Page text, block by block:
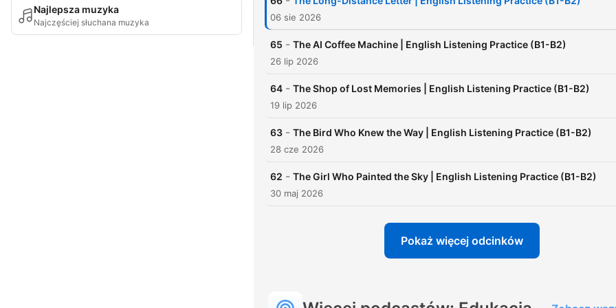
Najlepsza muzyka
Najczęściej słuchana muzyka
www.youtube.com/@Easy-
https://
06 sie 2026
65 - The AI Coffee Machine | English Listening Practice (B1-B2)
26 lip 2026
64 - The Shop of Lost Memories | English Listening Practice (B1-B2)
19 lip 2026
63 - The Bird Who Knew the Way | English Listening Practice (B1-B2)
28 cze 2026
62 - The Girl Who Painted the Sky | English Listening Practice (B1-B2)
30 maj 2026
Pokaż więcej odcinków